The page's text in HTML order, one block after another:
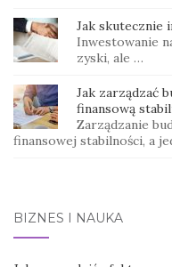
Jak skutecznie
Inwestowanie
zyski, ale …
Jak zarządzać
finansową
Zarządzanie
finansowej stabilności, a
BIZNES I NAUKA